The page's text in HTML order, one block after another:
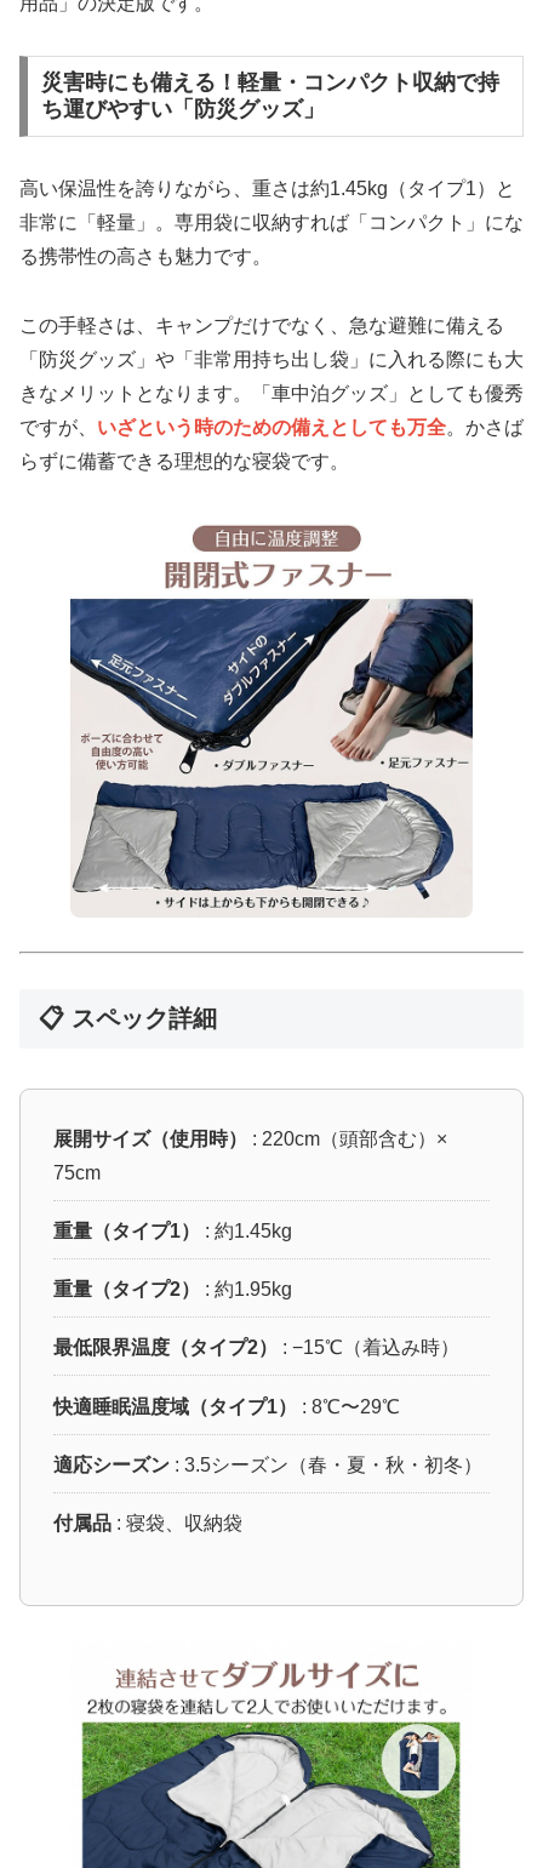
災害時にも備える！軽量・コンパクト収納で持
ち運びやすい「防災グッズ」
高い保温性を誇りながら、重さは約1.45kg（タイプ1）と
非常に「軽量」。専用袋に収納すれば「コンパクト」にな
る携帯性の高さも魅力です。
この手軽さは、キャンプだけでなく、急な避難に備える
「防災グッズ」や「非常用持ち出し袋」に入れる際にも大
きなメリットとなります。「車中泊グッズ」としても優秀
ですが、 いざという時のための備えとしても万全。かさば
らずに備蓄できる理想的な寝袋です。
📋 スペック詳細
展開サイズ（使用時）
: 220cm（頭部含む）×
75cm
重量（タイプ1） : 約1.45kg
重量（タイプ2） : 約1.95kg
最低限界温度（タイプ2） : −15℃（着込み時）
快適睡眠温度域（タイプ1） : 8℃〜29℃
適応シーズン : 3.5シーズン（春・夏・秋・初冬）
付属品 : 寝袋、収納袋